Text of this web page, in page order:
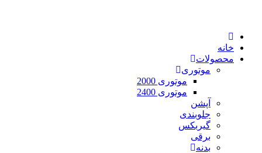
خانه
محصولات
موتوری
موتوری 2000
موتوری 2400
آپشن
جلوبندی
گیربکس
برقی
بدنه